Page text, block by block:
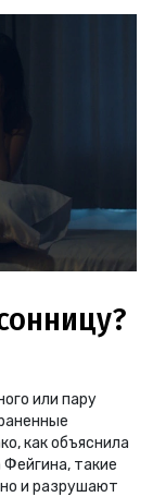
или пару
как объяснила
Фейгина, такие
и разрушают